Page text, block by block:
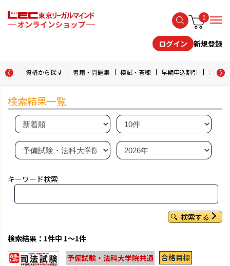
0
ログイン 新規登録
資格から探す 書籍・問題集 模試・答練 早期申込割引 おため
検索結果一覧
キーワード検索
検索する
検索結果：1件中 1～1件
予備試験・法科大学院共通 合格目標